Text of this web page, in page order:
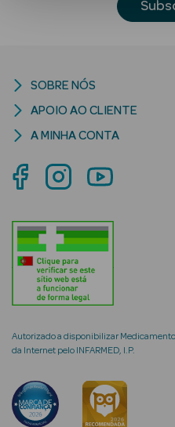
Solares
Rosto
Lábios
Solares Bebé e
Autorizado a disponibilizar
da Internet pelo INFARMED, I.P.
SOBRE NÓS
APOIO AO CLIENTE
A MINHA CONTA